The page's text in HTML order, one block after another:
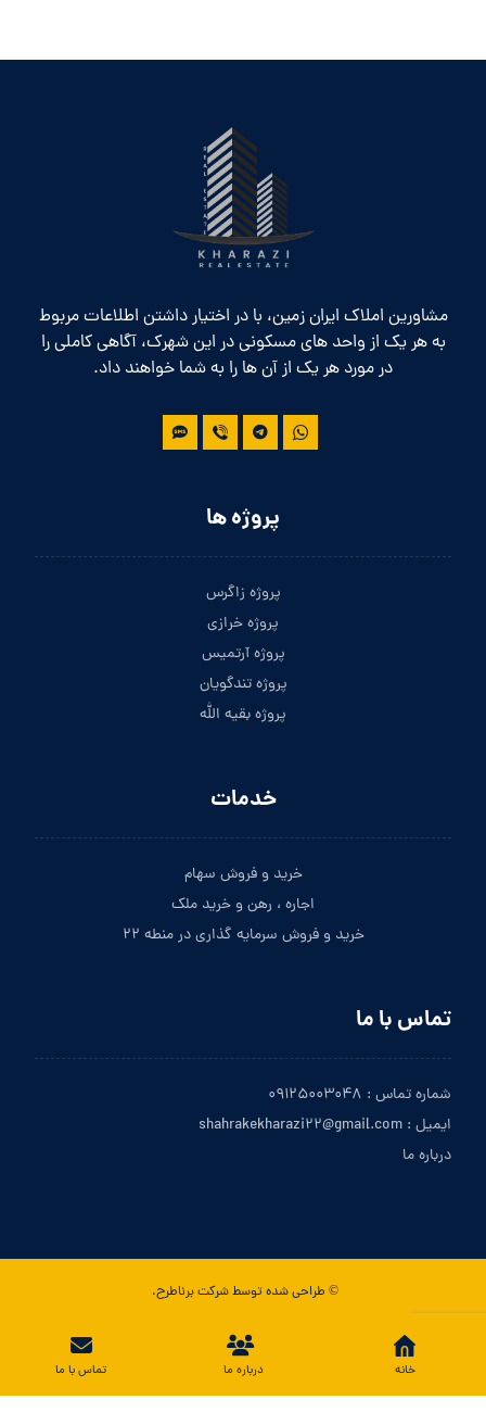
مشاورین املاک ایران زمین، با در اختیار داشتن اطلاعات مربوط
به هر یک از واحد های مسکونی در این شهرک، آگاهی کاملی را
در مورد هر یک از آن ها را به شما خواهند داد.
پروژه ها
پروژه زاگرس
پروژه خرازی
پروژه آرتمیس
پروژه تندگویان
پروژه بقیه الله
خدمات
خرید و فروش سهام
اجاره ، رهن و خرید ملک
خرید و فروش سرمایه گذاری در منطه ۲۲
تماس با ما
شماره تماس : ۰۹۱۲۵۰۰۳۰۴۸
ایمیل : shahrakekharazi۲۲@gmail.com
درباره ما
© طراحی شده توسط شرکت برناطرح.
تماس با ما خانه درباره ما تماس با ما